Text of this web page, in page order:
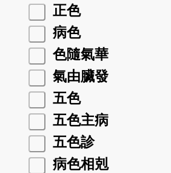
正色
病色
色隨氣華
氣由臟發
五色
五色主病
五色診
病色相剋